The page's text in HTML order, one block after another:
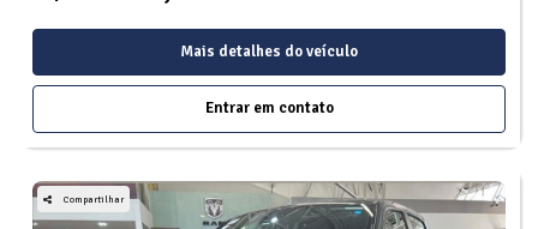
Mais detalhes do veículo
Entrar em contato
Compartilhar